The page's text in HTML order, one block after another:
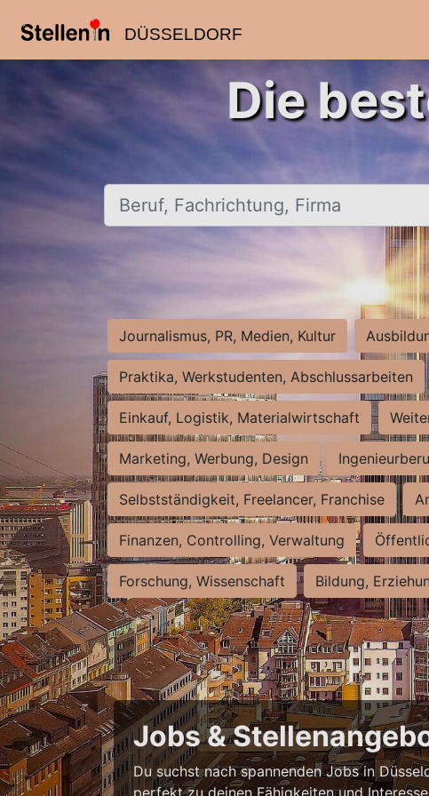
DÜSSELDORF
Die
Beruf, Fachrichtung, Firma
Journalismus, PR, Medien, Kultur
Praktika, Werkstudenten, Abschlussarbeiten
Einkauf, Logistik, Materialwirtschaft
Marketing, Werbung, Design
Selbstständigkeit, Freelancer, Franchise
Finanzen, Controlling, Verwaltung
Forschung, Wissenschaft Bildung,
Jobs &
Du suchst nach spannenden Jobs in